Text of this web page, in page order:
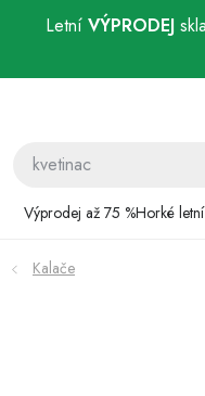
Letní VÝPRODEJ
Výprodej až 75 %Horké
Bazénová sezóna
Zahrada
Kalače